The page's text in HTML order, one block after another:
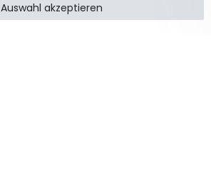
Auswahl akzeptieren
Informationen